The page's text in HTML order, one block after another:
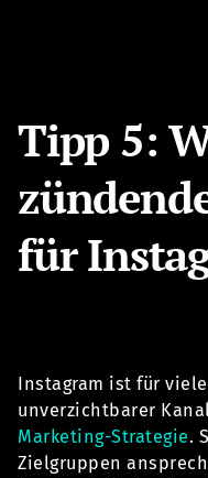
Tipp 5:
für
Instagram ist für
unverzichtbarer
Marketing-Strategie.
Zielgruppen